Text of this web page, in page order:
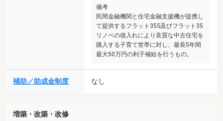
備考
民間金融機関と住宅金融支援機が提携し
て提供するフラット35S及びフラット35
リノベの借入れにより良質な中古住宅を
購入する子育て世帯に対し、最長5年間
最大50万円の利子補給を行うもの。
補助／助成金制度 なし
増築・改築・改修